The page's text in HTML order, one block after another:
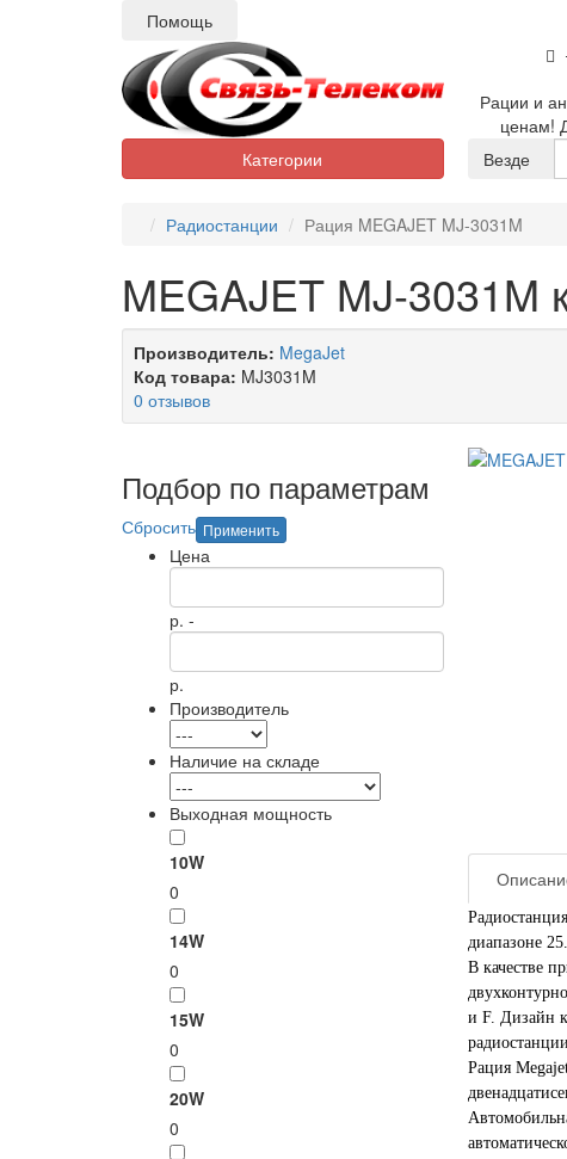
Помощь
Рации и
ценам!
Везде
Категории
Радиостанции Рация MEGAJET MJ-3031M
MEGAJET MJ-3031M
Производитель: MegaJet
Код товара: MJ3031M
0 отзывов
Подбор по параметрам
Сбросить Применить
Цена
р. -
р.
Производитель
Наличие на складе
Выходная мощность
10W
0
14W
0
15W
0
20W
0
диапазоне
В качестве
и F. Дизайн
Рация